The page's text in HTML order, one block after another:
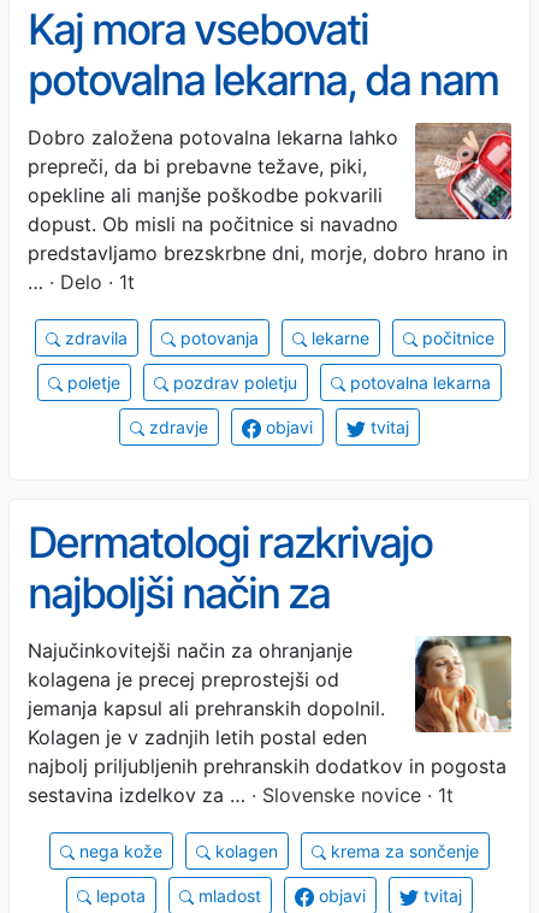
Kaj mora vsebovati
potovalna lekarna, da nam
težave ne pokvarijo
dopusta
Dobro založena potovalna lekarna lahko
prepreči, da bi prebavne težave, piki,
opekline ali manjše poškodbe pokvarili
dopust. Ob misli na počitnice si navadno
predstavljamo brezskrbne dni, morje, dobro hrano in
… · Delo · 1t
zdravila potovanja lekarne počitnice
poletje pozdrav poletju potovalna lekarna
zdravje objavi tvitaj
Dermatologi razkrivajo
najboljši način za
preprečevanje izgube
kolagena in ohranjanje
mladostne kože
Najučinkovitejši način za ohranjanje
kolagena je precej preprostejši od
jemanja kapsul ali prehranskih dopolnil.
Kolagen je v zadnjih letih postal eden
najbolj priljubljenih prehranskih dodatkov in pogosta
sestavina izdelkov za … · Slovenske novice · 1t
nega kože kolagen krema za sončenje
lepota mladost objavi tvitaj